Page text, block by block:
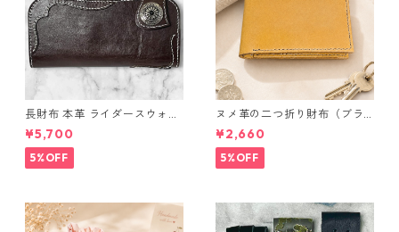
長財布 本革 ライダースウォレ
ット 国産 ヌメ革 ブラウン バ
ングラデシュ l175 レザー 革財
布 ハンドメイド 経年変化
¥5,700
5%OFF
ヌメ革の二つ折り財布（ブラ
ウン系）
¥2,660
5%OFF